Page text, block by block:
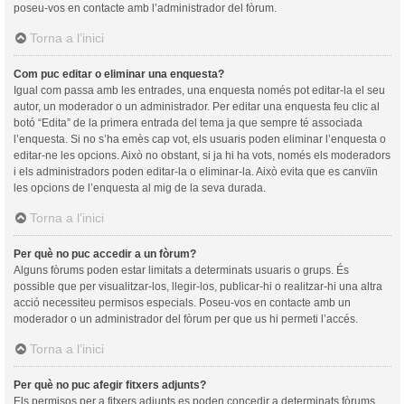
poseu-vos en contacte amb l’administrador del fòrum.
Torna a l’inici
Com puc editar o eliminar una enquesta?
Igual com passa amb les entrades, una enquesta només pot editar-la el seu
autor, un moderador o un administrador. Per editar una enquesta feu clic al
botó “Edita” de la primera entrada del tema ja que sempre té associada
l’enquesta. Si no s’ha emès cap vot, els usuaris poden eliminar l’enquesta o
editar-ne les opcions. Això no obstant, si ja hi ha vots, només els moderadors
i els administradors poden editar-la o eliminar-la. Això evita que es canvïin
les opcions de l’enquesta al mig de la seva durada.
Torna a l’inici
Per què no puc accedir a un fòrum?
Alguns fòrums poden estar limitats a determinats usuaris o grups. És
possible que per visualitzar-los, llegir-los, publicar-hi o realitzar-hi una altra
acció necessiteu permisos especials. Poseu-vos en contacte amb un
moderador o un administrador del fòrum per que us hi permeti l’accés.
Torna a l’inici
Per què no puc afegir fitxers adjunts?
Els permisos per a fitxers adjunts es poden concedir a determinats fòrums,